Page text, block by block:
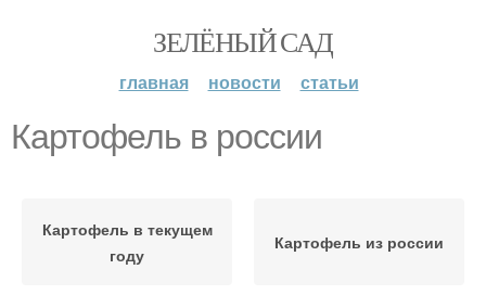
ЗЕЛЁНЫЙ САД
главная новости статьи
Картофель в россии
Картофель в текущем
году
Картофель из россии